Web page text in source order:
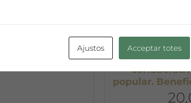
20
popular.
Ajustos Acceptar totes